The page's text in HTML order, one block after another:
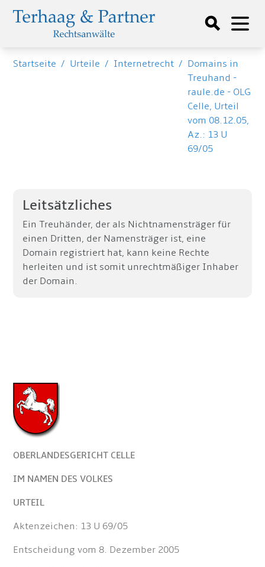
Startseite / Urteile / Internetrecht / Domains in
Treuhand -
raule.de - OLG
Celle, Urteil
vom 08.12.05,
Az.: 13 U
69/05
Leitsätzliches
Ein Treuhänder, der als Nichtnamensträger für
einen Dritten, der Namensträger ist, eine
Domain registriert hat, kann keine Rechte
herleiten und ist somit unrechtmäßiger Inhaber
der Domain.
OBERLANDESGERICHT CELLE
IM NAMEN DES VOLKES
URTEIL
Aktenzeichen: 13 U 69/05
Entscheidung vom 8. Dezember 2005